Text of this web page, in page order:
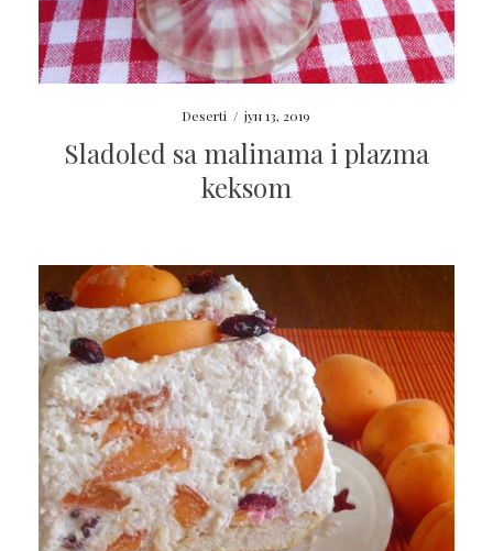
Deserti / јун 13, 2019
Sladoled sa malinama i plazma
keksom